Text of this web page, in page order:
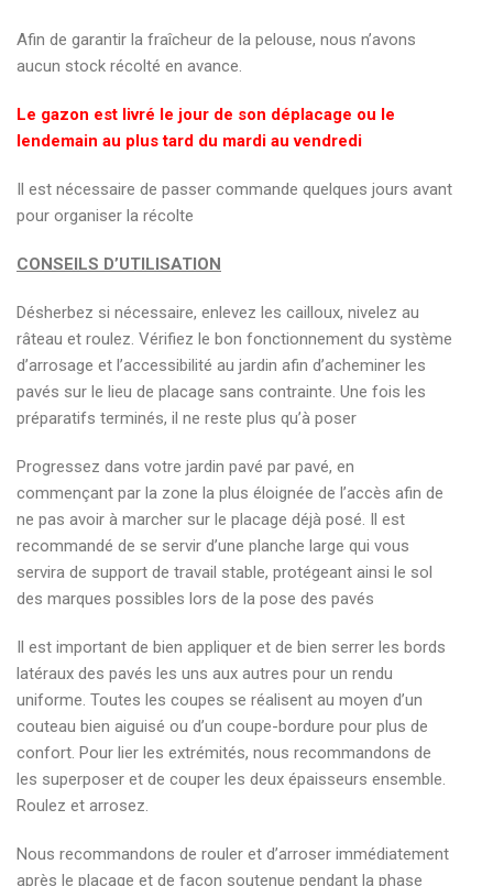
Afin de garantir la fraîcheur de la pelouse, nous n’avons
aucun stock récolté en avance.
Le gazon est livré le jour de son déplacage ou le
lendemain au plus tard du mardi au vendredi
Il est nécessaire de passer commande quelques jours avant
pour organiser la récolte
CONSEILS D’UTILISATION
Désherbez si nécessaire, enlevez les cailloux, nivelez au
râteau et roulez. Vérifiez le bon fonctionnement du système
d’arrosage et l’accessibilité au jardin afin d’acheminer les
pavés sur le lieu de placage sans contrainte. Une fois les
préparatifs terminés, il ne reste plus qu’à poser
Progressez dans votre jardin pavé par pavé, en
commençant par la zone la plus éloignée de l’accès afin de
ne pas avoir à marcher sur le placage déjà posé. Il est
recommandé de se servir d’une planche large qui vous
servira de support de travail stable, protégeant ainsi le sol
des marques possibles lors de la pose des pavés
Il est important de bien appliquer et de bien serrer les bords
latéraux des pavés les uns aux autres pour un rendu
uniforme. Toutes les coupes se réalisent au moyen d’un
couteau bien aiguisé ou d’un coupe-bordure pour plus de
confort. Pour lier les extrémités, nous recommandons de
les superposer et de couper les deux épaisseurs ensemble.
Roulez et arrosez.
Nous recommandons de rouler et d’arroser immédiatement
après le placage et de façon soutenue pendant la phase